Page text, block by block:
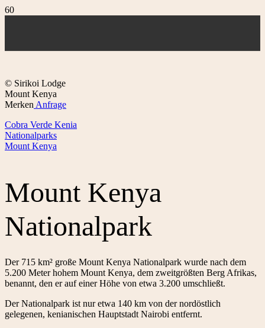
© Sirikoi Lodge
Mount Kenya
Merken Anfrage
Cobra Verde Kenia
Nationalparks
Mount Kenya
Mount Kenya
Nationalpark
Der 715 km² große Mount Kenya Nationalpark wurde nach dem
5.200 Meter hohem Mount Kenya, dem zweitgrößten Berg Afrikas,
benannt, den er auf einer Höhe von etwa 3.200 umschließt.
Der Nationalpark ist nur etwa 140 km von der nordöstlich
gelegenen, kenianischen Hauptstadt Nairobi entfernt.